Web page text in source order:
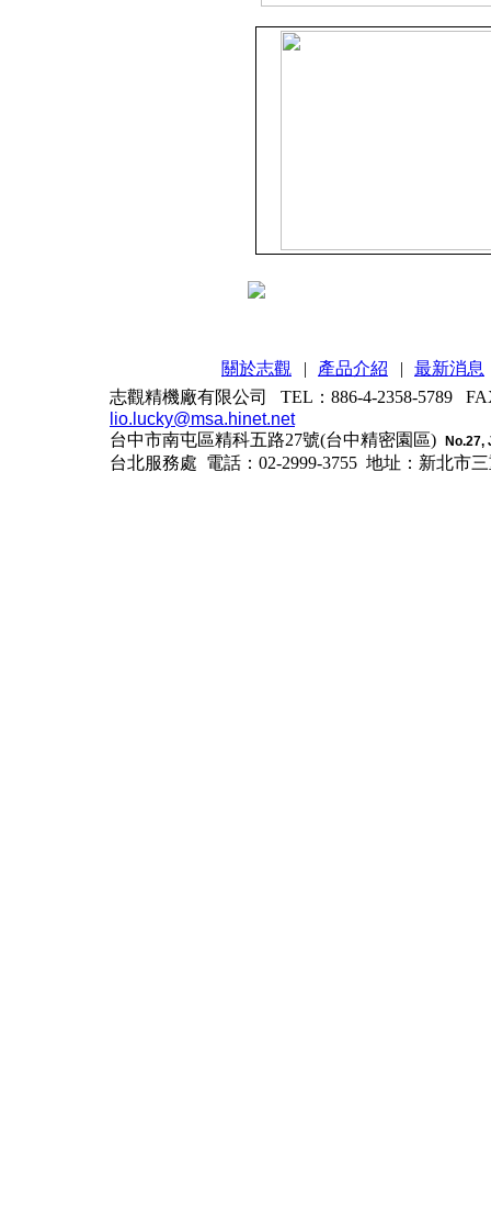
關於志觀 | 產品介紹 |
最新消息
志觀精機廠有限公司 TEL：886-4-2358-5789
lio.lucky@msa.hinet.net
台中市南屯區精科五路27號(台中精密園區)
No.27,
台北服務處 電話：02-2999-3755 地址：新北市